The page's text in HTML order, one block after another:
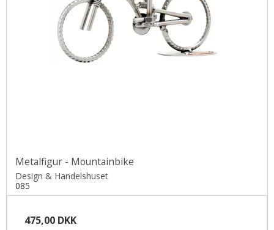
Metalfigur - Mountainbike
Design & Handelshuset
085
475,00 DKK